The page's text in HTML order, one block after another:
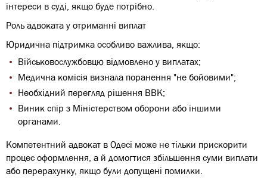
інтереси в суді, якщо буде потрібно.
Роль адвоката у отриманні виплат
Юридична підтримка особливо важлива, якщо:
Військовослужбовцю відмовлено у виплатах;
Медична комісія визнала поранення "не бойовими";
Необхідний перегляд рішення ВВК;
Виник спір з Міністерством оборони або іншими
органами.
Компетентний адвокат в Одесі може не тільки прискорити
процес оформлення, а й домогтися збільшення суми виплати
або перерахунку, якщо були допущені помилки.